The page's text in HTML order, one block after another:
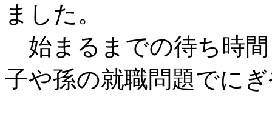
ました。
始まるまでの待ち時
子や孫の就職問題でに